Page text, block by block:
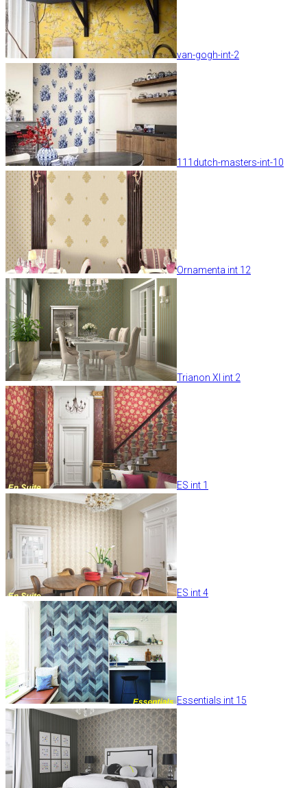
van-gogh-int-2
111dutch-masters-int-10
Ornamenta int 12
Trianon XI int 2
ES int 1
ES int 4
Essentials int 15